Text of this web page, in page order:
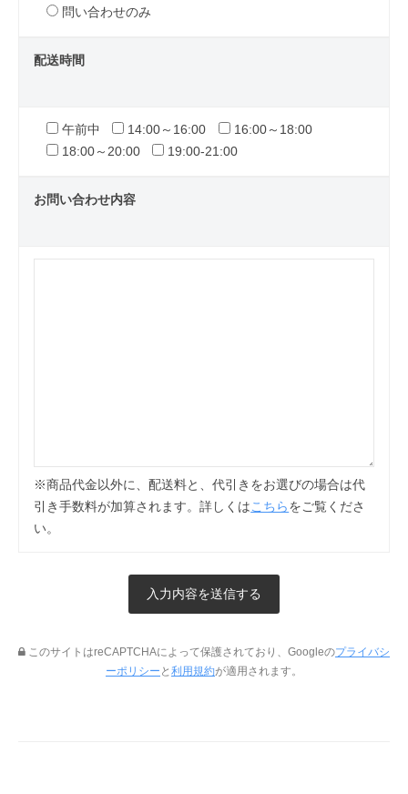
問い合わせのみ
配送時間
午前中 14:00～16:00
16:00～18:00
18:00～20:00
19:00-21:00
お問い合わせ内容
※商品代金以外に、配送料と、代引きをお選びの場合は代
引き手数料が加算されます。詳しくは こちら をご覧くださ
い。
このサイトはreCAPTCHAによって保護されており、Googleのプライバシ
ーポリシー と 利用規約が適用されます。